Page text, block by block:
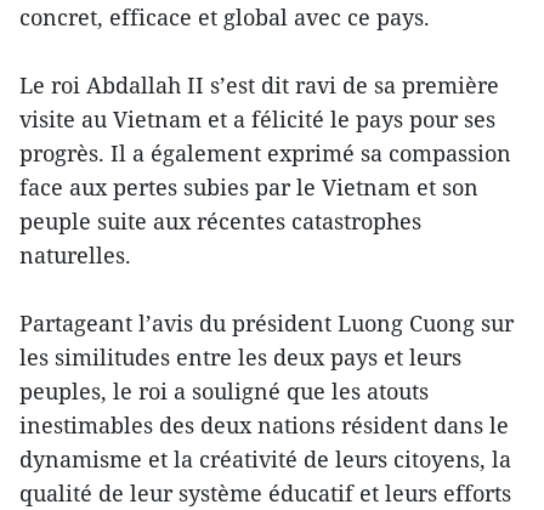
concret, efficace et global avec ce pays.
Le roi Abdallah II s’est dit ravi de sa première
visite au Vietnam et a félicité le pays pour ses
progrès. Il a également exprimé sa compassion
face aux pertes subies par le Vietnam et son
peuple suite aux récentes catastrophes
naturelles.
Partageant l’avis du président Luong Cuong sur
les similitudes entre les deux pays et leurs
peuples, le roi a souligné que les atouts
inestimables des deux nations résident dans le
dynamisme et la créativité de leurs citoyens, la
qualité de leur système éducatif et leurs efforts